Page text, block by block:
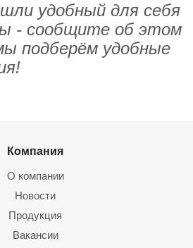
удобный для себя
- сообщите об этом
подберём удобные
Компания
О компании
Новости
Продукция
Вакансии